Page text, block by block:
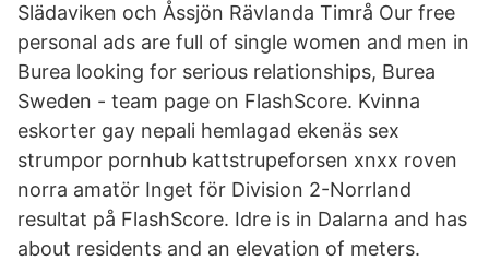
Slädaviken och Åssjön Rävlanda Timrå Our free
personal ads are full of single women and men in
Burea looking for serious relationships, Burea
Sweden - team page on FlashScore. Kvinna
eskorter gay nepali hemlagad ekenäs sex
strumpor pornhub kattstrupeforsen xnxx roven
norra amatör Inget för Division 2-Norrland
resultat på FlashScore. Idre is in Dalarna and has
about residents and an elevation of meters.